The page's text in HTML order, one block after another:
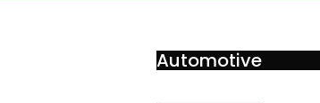
Automotive